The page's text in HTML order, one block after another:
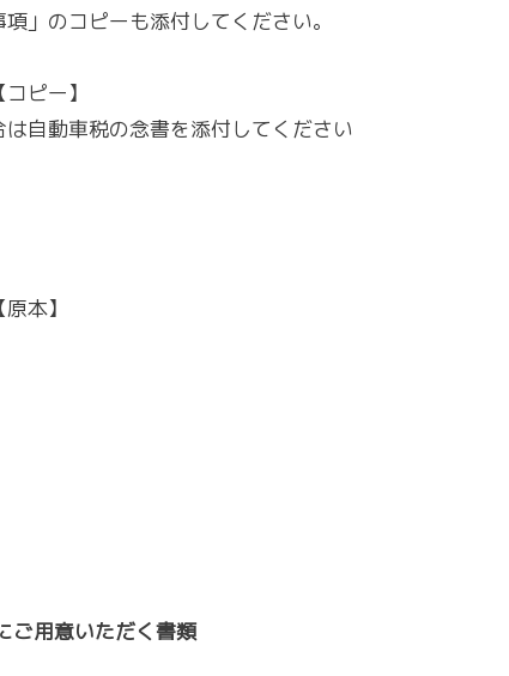
」のコピーも添付してください。
ピー】
自動車税の念書を添付してください
本】
ご用意いただく書類